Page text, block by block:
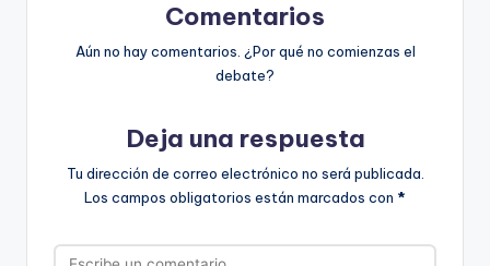
Comentarios
Aún no hay comentarios. ¿Por qué no comienzas el
debate?
Deja una respuesta
Tu dirección de correo electrónico no será publicada.
Los campos obligatorios están marcados con *